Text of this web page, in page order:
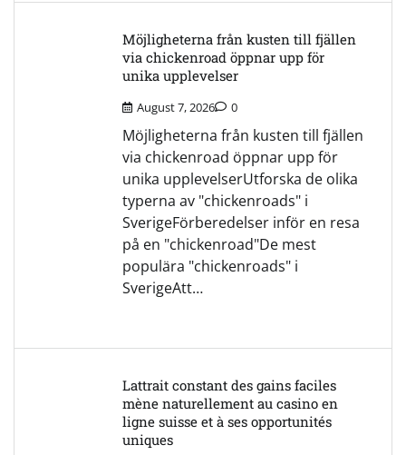
Möjligheterna från kusten till fjällen
via chickenroad öppnar upp för
unika upplevelser
August 7, 2026 0
Möjligheterna från kusten till fjällen
via chickenroad öppnar upp för
unika upplevelserUtforska de olika
typerna av "chickenroads" i
SverigeFörberedelser inför en resa
på en "chickenroad"De mest
populära "chickenroads" i
SverigeAtt…
Lattrait constant des gains faciles
mène naturellement au casino en
ligne suisse et à ses opportunités
uniques